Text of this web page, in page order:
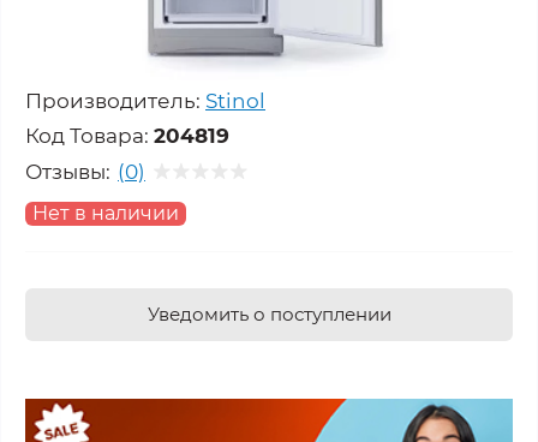
Производитель: Stinol
Код Товара: 204819
Отзывы: (0)
Нет в наличии
Уведомить о поступлении